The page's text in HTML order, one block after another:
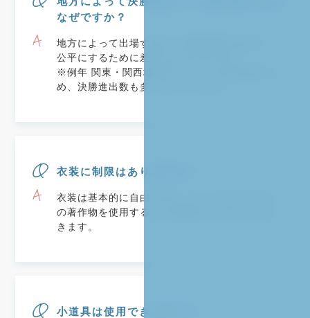
なぜですか？
地方によって出場するチーム数が異なるので、
公平にするために差をつけております。
※例年 関東・関西地方のエントリー数が多いた
め、決勝進出数も多くなっています。
衣装に制限はありますか？
衣装は基本的に自由ですが、キャラクターなど
の著作物を使用することは禁止とさせていただ
きます。
小道具は使用できますか？